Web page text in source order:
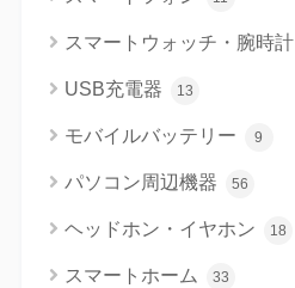
スマートウォッチ・腕時計
USB充電器 13
モバイルバッテリー 9
パソコン周辺機器 56
ヘッドホン・イヤホン 18
スマートホーム 33